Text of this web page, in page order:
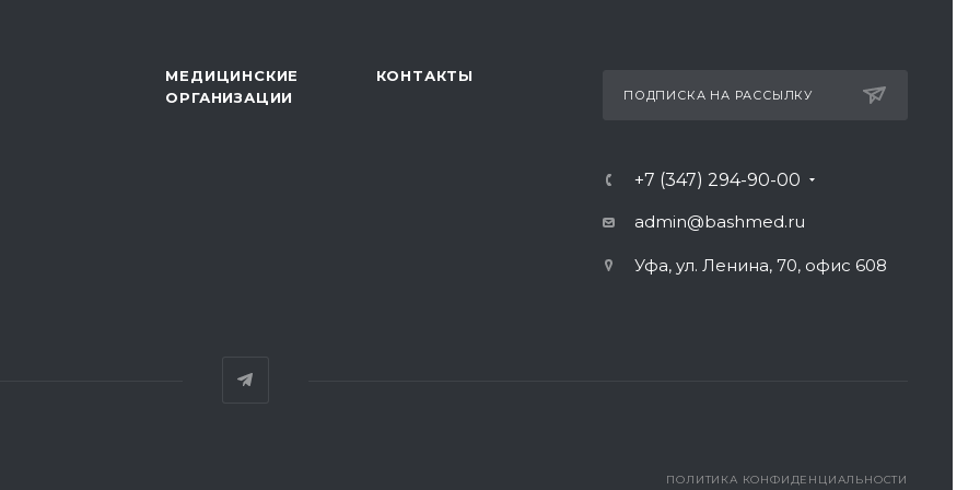
МЕДИЦИНСКИЕ
ОРГАНИЗАЦИИ
КОНТАКТЫ
ПОДПИСКА НА РАССЫЛКУ
+7 (347) 294-90-00
admin@bashmed.ru
Уфа, ул. Ленина, 70, офис 608
ПОЛИТИКА КОНФИДЕНЦИАЛЬНОСТИ